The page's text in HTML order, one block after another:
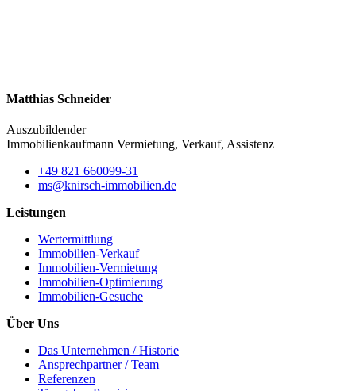
Matthias Schneider
Auszubildender
Immobilienkaufmann Vermietung, Verkauf, Assistenz
+49 821 660099-31
ms@knirsch-immobilien.de
Leistungen
Wertermittlung
Immobilien-Verkauf
Immobilien-Vermietung
Immobilien-Optimierung
Immobilien-Gesuche
Über Uns
Das Unternehmen / Historie
Ansprechpartner / Team
Referenzen